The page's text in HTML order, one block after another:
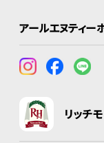
アールエヌティー
リッチ